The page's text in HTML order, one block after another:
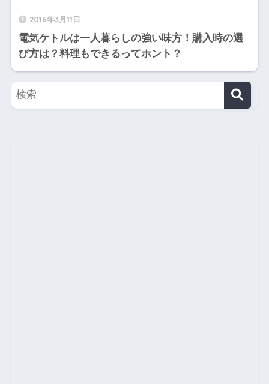
2016年3月11日
電気ケトルは一人暮らしの強い味方！購入時の選
び方は？料理もできるってホント？